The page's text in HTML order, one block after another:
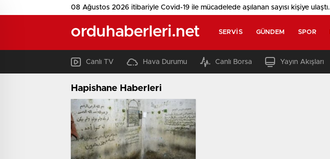
08 Ağustos 2026 itibariyle Covid-19 ile mücadelede aşılanan sayısı kişiye ulaştı.
orduhaberleri.net SERVIS GÜNDEM SPOR
Canlı TV Hava Durumu Canlı Borsa Yayın Akışları
Hapishane Haberleri